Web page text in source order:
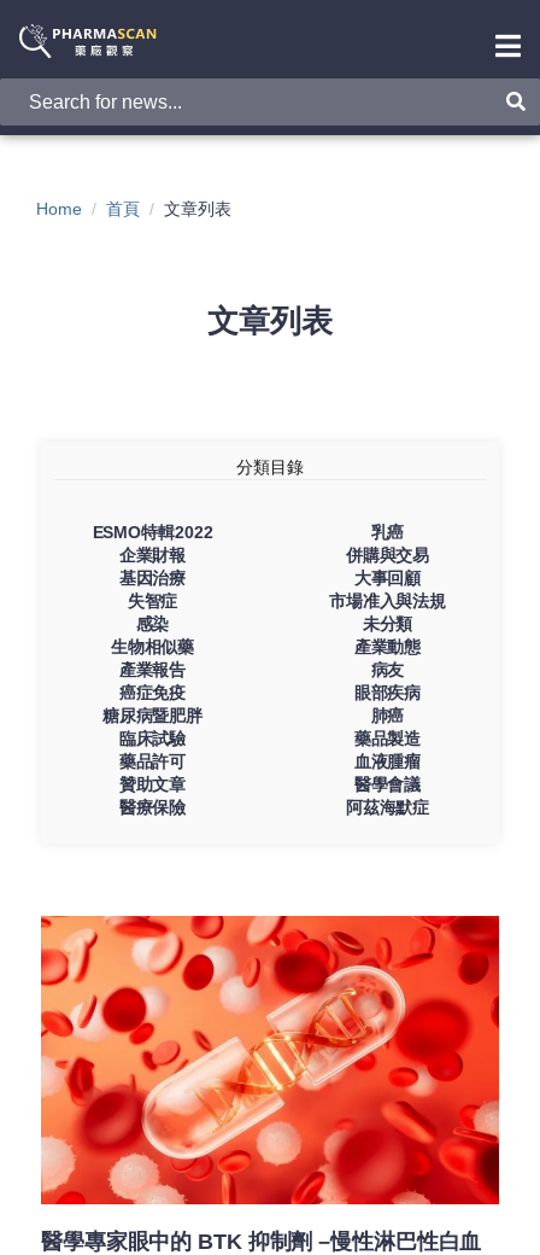
Home 首頁 文章列表
文章列表
分類目錄
ESMO特輯2022
乳癌
企業財報
併購與交易
基因治療
大事回顧
失智症
市場准入與法規
感染
未分類
生物相似藥
產業動態
產業報告
病友
癌症免疫
眼部疾病
糖尿病暨肥胖
肺癌
臨床試驗
藥品製造
藥品許可
血液腫瘤
贊助文章
醫學會議
醫療保險
阿茲海默症
醫學專家眼中的 BTK 抑制劑 –慢性淋巴性白血